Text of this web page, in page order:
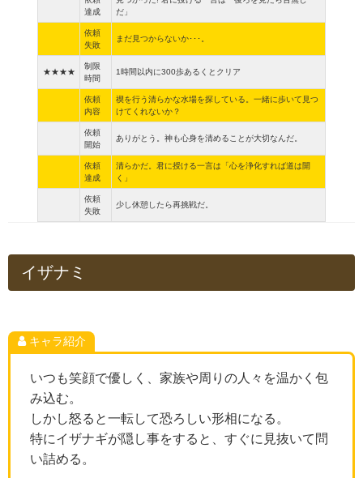
達成
だ」
依頼
失敗
まだ見つからないか･･･。
★★★★
制限
時間
1時間以内に300歩あるくとクリア
依頼
内容
禊を行う清らかな水場を探している。一緒に歩いて見つ
けてくれないか？
依頼
開始
ありがとう。神も心身を清めることが大切なんだ。
依頼
達成
清らかだ。君に授ける一言は「心を浄化すれば道は開
く」
依頼
失敗
少し休憩したら再挑戦だ。
イザナミ
キャラ紹介
いつも笑顔で優しく、家族や周りの人々を温かく包
み込む。
しかし怒ると一転して恐ろしい形相になる。
特にイザナギが隠し事をすると、すぐに見抜いて問
い詰める。